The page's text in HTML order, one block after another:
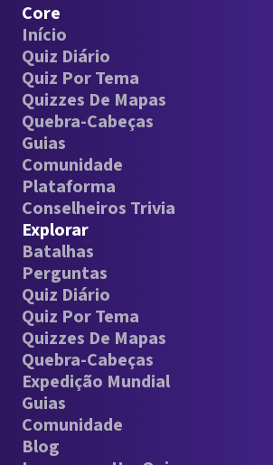
Core
Início
Quiz Diário
Quiz Por Tema
Quizzes De Mapas
Quebra-Cabeças
Guias
Comunidade
Plataforma
Conselheiros Trivia
Explorar
Batalhas
Perguntas
Quiz Diário
Quiz Por Tema
Quizzes De Mapas
Quebra-Cabeças
Expedição Mundial
Guias
Comunidade
Blog